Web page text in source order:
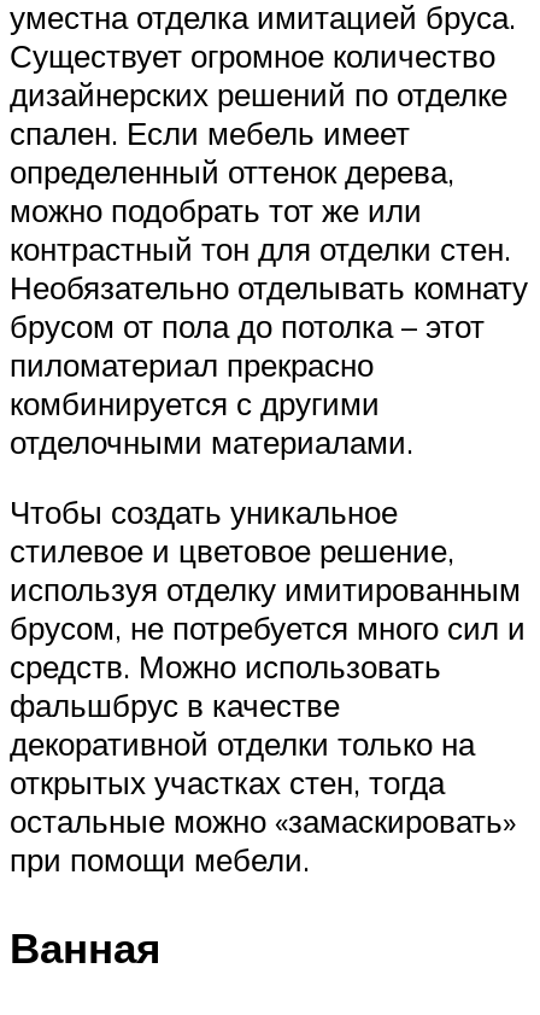
уместна отделка имитацией бруса.
Существует огромное количество
дизайнерских решений по отделке
спален. Если мебель имеет
определенный оттенок дерева,
можно подобрать тот же или
контрастный тон для отделки стен.
Необязательно отделывать комнату
брусом от пола до потолка – этот
пиломатериал прекрасно
комбинируется с другими
отделочными материалами.
Чтобы создать уникальное
стилевое и цветовое решение,
используя отделку имитированным
брусом, не потребуется много сил и
средств. Можно использовать
фальшбрус в качестве
декоративной отделки только на
открытых участках стен, тогда
остальные можно «замаскировать»
при помощи мебели.
Ванная